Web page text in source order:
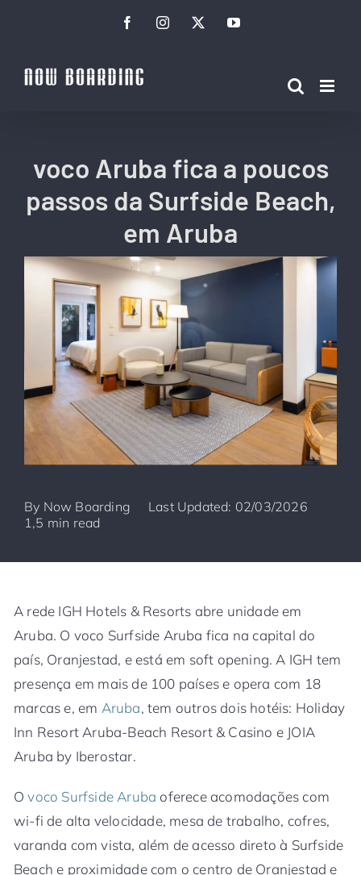
conteúdo
FacebookInstagramTwitterYouTube
voco Aruba fica a poucos
passos da Surfside Beach,
em Aruba
By Now Boarding
Last Updated: 02/03/2026
1,5 min read
A rede IGH Hotels & Resorts abre unidade em
Aruba. O voco Surfside Aruba fica na capital do
país, Oranjestad, e está em soft opening. A IGH tem
presença em mais de 100 países e opera com 18
marcas e, em Aruba, tem outros dois hotéis: Holiday
Inn Resort Aruba-Beach Resort & Casino e JOIA
Aruba by Iberostar.
Ovoco Surfside Aruba oferece acomodações com
wi-fi de alta velocidade, mesa de trabalho, cofres,
varanda com vista, além de acesso direto à Surfside
Beach e proximidade com o centro de Oranjestad e